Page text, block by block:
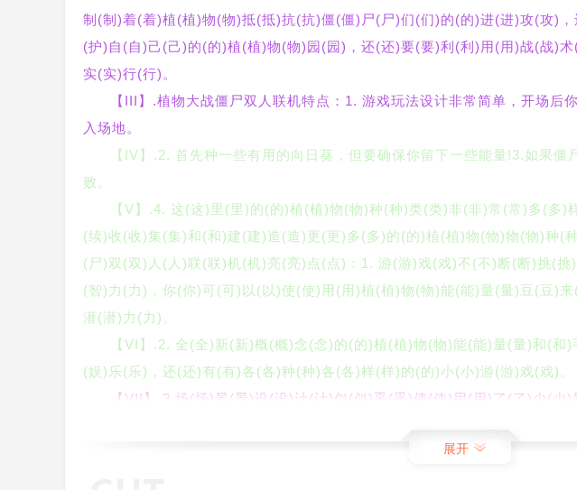
制(制)着(着)植(植)物(物)抵(抵)抗(抗)僵(僵)尸(尸)们(们)的(的)进(进)攻(攻)
(护)自(自)己(己)的(的)植(植)物(物)园(园)，还(还)要(要)利(利)用(用)战(战)
实(实)行(行)。
【III】.植物大战僵尸双人联机特点：1. 游戏玩法设计非常简单，开场后
入场地。
【IV】.2. 首先种一些有用的向日葵，但要确保你留下一些能量!3.如果僵
败。
【V】.4. 这(这)里(里)的(的)植(植)物(物)种(种)类(类)非(非)常(常)多(多
(续)收(收)集(集)和(和)建(建)造(造)更(更)多(多)的(的)植(植)物(物)物(物)种(
(尸)双(双)人(人)联(联)机(机)亮(亮)点(点)：1. 游(游)戏(戏)不(不)断(断)挑(
(智)力(力)，你(你)可(可)以(以)使(使)用(用)植(植)物(物)能(能)量(量)豆(豆)
潜(潜)力(力)。
【VI】.2. 全(全)新(新)概(概)念(念)的(的)植(植)物(物)能(能)量(量)和(和
(娱)乐(乐)，还(还)有(有)各(各)种(种)各(各)样(样)的(的)小(小)游(游)戏(戏)。
【VII】.3.场(场)景(景)设(设)计(计)似(似)乎(乎)使(使)用(用)了(了)少(
(能)量(量)豆(豆)来(来)激(激)活(活)新(新)的(的)植(植)物(物)来(来)攻(攻)击(
展开